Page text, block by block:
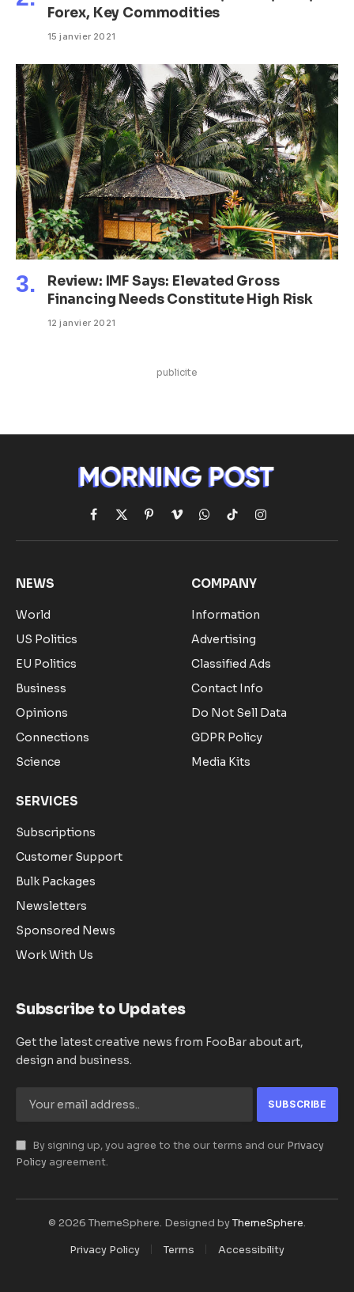
Forex, Key Commodities
15 janvier 2021
Review: IMF Says: Elevated Gross
Financing Needs Constitute High Risk
12 janvier 2021
publicite
Facebook
X
(Twitter)
Pinterest
VimeoWhatsApp
TikTokInstagram
NEWS
World
US Politics
EU Politics
Business
Opinions
Connections
Science
COMPANY
Information
Advertising
Classified Ads
Contact Info
Do Not Sell Data
GDPR Policy
Media Kits
SERVICES
Subscriptions
Customer Support
Bulk Packages
Newsletters
Sponsored News
Work With Us
Subscribe to Updates
Get the latest creative news from FooBar about art,
design and business.
By signing up, you agree to the our terms and our Privacy
Policy agreement.
© 2026 ThemeSphere. Designed byThemeSphere.
Privacy Policy
Terms Accessibility